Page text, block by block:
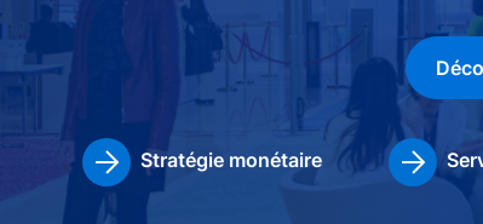
Stratégie monétaire